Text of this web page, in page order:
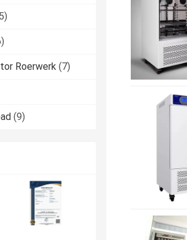
Roerwerk (7)
(9)